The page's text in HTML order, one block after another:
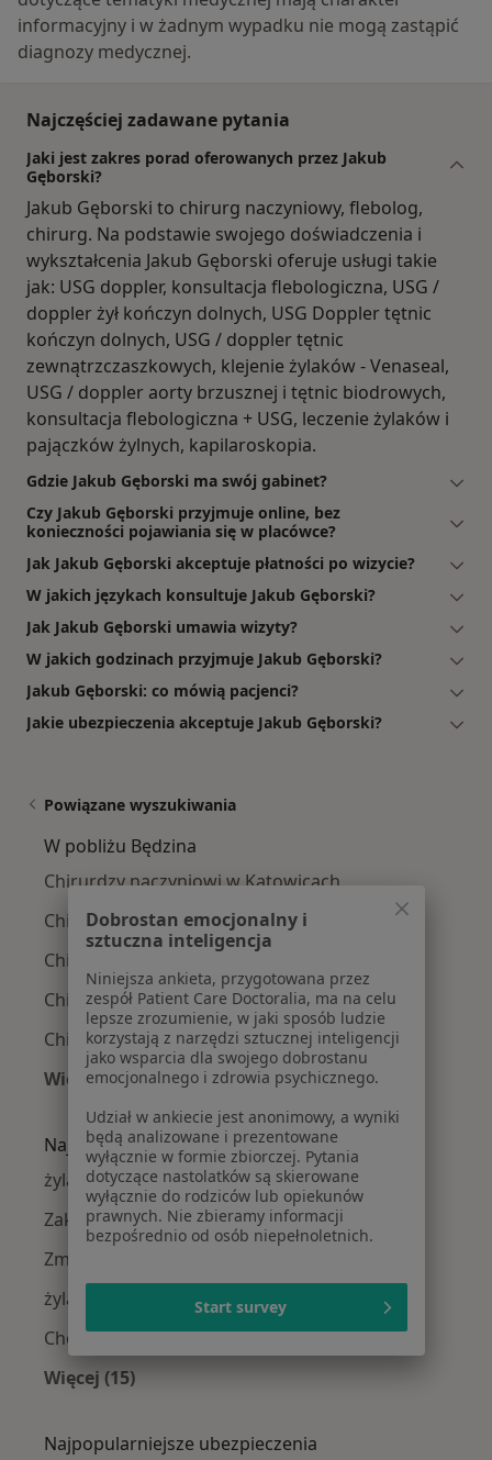
informacyjny i w żadnym wypadku nie mogą zastąpić
diagnozy medycznej.
Najczęściej zadawane pytania
Jaki jest zakres porad oferowanych przez Jakub
Gęborski?
Jakub Gęborski to chirurg naczyniowy, flebolog,
chirurg. Na podstawie swojego doświadczenia i
wykształcenia Jakub Gęborski oferuje usługi takie
jak: USG doppler, konsultacja flebologiczna, USG /
doppler żył kończyn dolnych, USG Doppler tętnic
kończyn dolnych, USG / doppler tętnic
zewnątrzczaszkowych, klejenie żylaków - Venaseal,
USG / doppler aorty brzusznej i tętnic biodrowych,
konsultacja flebologiczna + USG, leczenie żylaków i
pajączków żylnych, kapilaroskopia.
Gdzie Jakub Gęborski ma swój gabinet?
Czy Jakub Gęborski przyjmuje online, bez
konieczności pojawiania się w placówce?
Jak Jakub Gęborski akceptuje płatności po wizycie?
W jakich językach konsultuje Jakub Gęborski?
Jak Jakub Gęborski umawia wizyty?
W jakich godzinach przyjmuje Jakub Gęborski?
Jakub Gęborski: co mówią pacjenci?
Jakie ubezpieczenia akceptuje Jakub Gęborski?
Powiązane wyszukiwania
W pobliżu Będzina
Chirurdzy naczyniowi w Katowicach
Chirurdzy naczyniowi w Sosnowcu
Chirurdzy naczyniowi w Tychach
Chirurdzy naczyniowi w Bytomiu
Chirurdzy naczyniowi w Chorzowie
Więcej (13)
Najczęście leczone choroby
żylaki kończyn dolnych w Będzinie
Zakrzepica żylna w Będzinie
Zmiany skórne w Będzinie
żylaki w Będzinie
Choroby chirurgiczne w Będzinie
Więcej (15)
Najpopularniejsze ubezpieczenia
Dobrostan emocjonalny i
sztuczna inteligencja
Niniejsza ankieta, przygotowana przez
zespół Patient Care Doctoralia, ma na celu
lepsze zrozumienie, w jaki sposób ludzie
korzystają z narzędzi sztucznej inteligencji
jako wsparcia dla swojego dobrostanu
emocjonalnego i zdrowia psychicznego.
Udział w ankiecie jest anonimowy, a wyniki
będą analizowane i prezentowane
wyłącznie w formie zbiorczej. Pytania
dotyczące nastolatków są skierowane
wyłącznie do rodziców lub opiekunów
prawnych. Nie zbieramy informacji
bezpośrednio od osób niepełnoletnich.
Start survey